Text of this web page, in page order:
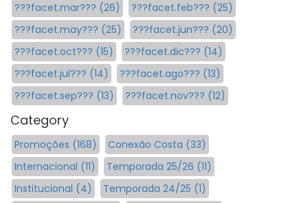
???facet.mar??? (26)
???facet.feb??? (25)
???facet.may??? (25)
???facet.jun??? (20)
???facet.oct??? (15)
???facet.dic??? (14)
???facet.jul??? (14)
???facet.ago??? (13)
???facet.sep??? (13)
???facet.nov??? (12)
Category
Promoções (168)
Conexão Costa (33)
Internacional (11)
Temporada 25/26 (11)
Institucional (4)
Temporada 24/25 (1)